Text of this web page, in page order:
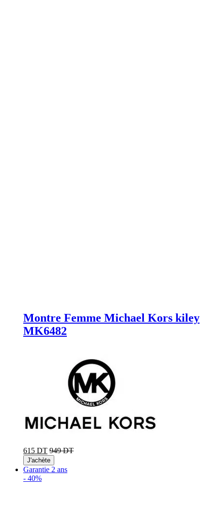
Montre Femme Michael Kors kiley
MK6482
615 DT 949 DT
J'achète
Garantie 2 ans
- 40%